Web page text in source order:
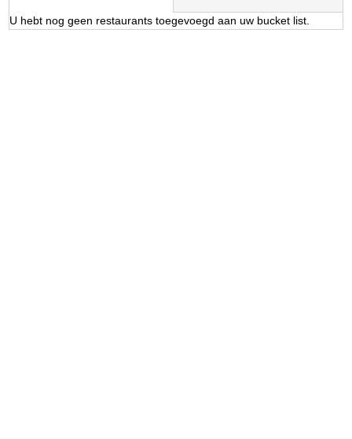
U hebt nog geen restaurants toegevoegd aan uw bucket list.